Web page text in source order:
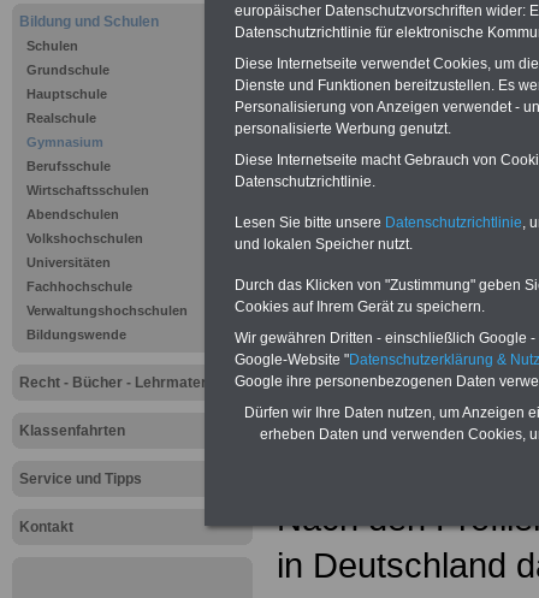
Bildung und Schulen
Schulen
Grundschule
Hauptschule
Realschule
Gymnasium
Berufsschule
Wirtschaftsschulen
Abendschulen
Volkshochschulen
Universitäten
Fachhochschule
Verwaltungshochschulen
Bildungswende
Recht - Bücher - Lehrmaterial
Klassenfahrten
Service und Tipps
Kontakt
...
Entwicklung
Nach den
in Deutschland
europäischer Datenschutzvorschriften wider:
Datenschutzrichtlinie für elektronische
Diese Internetseite verwendet Cookies, um
Dienste und Funktionen bereitzustellen. Es
Personalisierung von Anzeigen verwendet -
personalisierte Werbung genutzt.
Diese Internetseite macht Gebrauch von
Datenschutzrichtlinie.
Lesen Sie bitte unsere Datenschutzrichtlinie ,
und lokalen Speicher nutzt.
Durch das Klicken von "Zustimmung" geben
Cookies auf Ihrem Gerät zu speichern.
Wir gewähren Dritten - einschließlich Google
Google-Website "Datenschutzerklärung &
Google ihre personenbezogenen Daten
Dürfen wir Ihre Daten nutzen, um Anzeigen
erheben Daten und verwenden Cookies,